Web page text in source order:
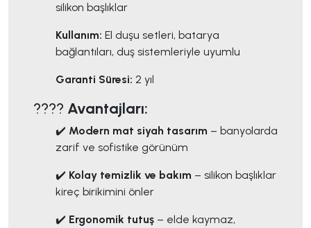
silikon başlıklar
Kullanım: El duşu setleri, batarya
bağlantıları, duş sistemleriyle uyumlu
Garanti Süresi: 2 yıl
???? Avantajları:
✔️ Modern mat siyah tasarım – banyolarda
zarif ve sofistike görünüm
✔️ Kolay temizlik ve bakım – silikon başlıklar
kireç birikimini önler
✔️ Ergonomik tutuş – elde kaymaz,